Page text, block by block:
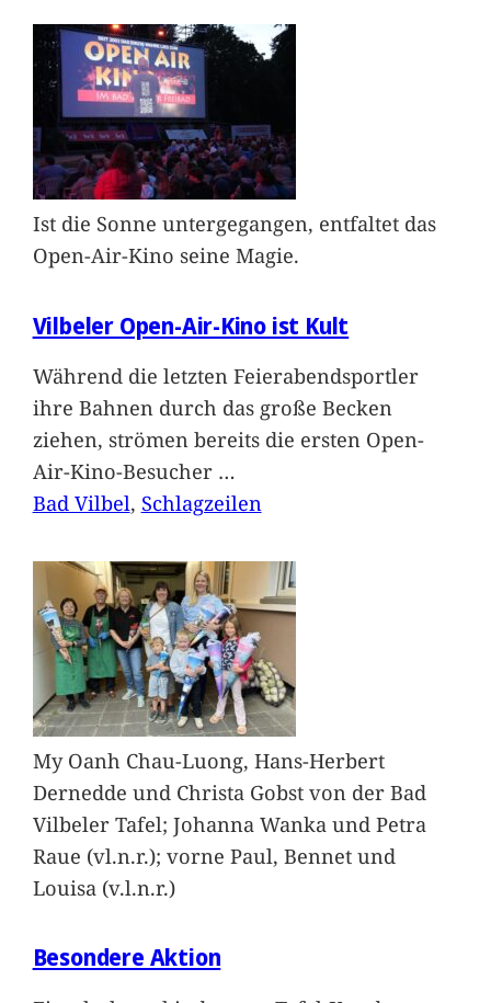
Ist die Sonne untergegangen, entfaltet das
Open-Air-Kino seine Magie.
Vilbeler Open-Air-Kino ist Kult
Während die letzten Feierabendsportler
ihre Bahnen durch das große Becken
ziehen, strömen bereits die ersten Open-
Air-Kino-Besucher …
Bad Vilbel, Schlagzeilen
My Oanh Chau-Luong, Hans-Herbert
Dernedde und Christa Gobst von der Bad
Vilbeler Tafel; Johanna Wanka und Petra
Raue (vl.n.r.); vorne Paul, Bennet und
Louisa (v.l.n.r.)
Besondere Aktion